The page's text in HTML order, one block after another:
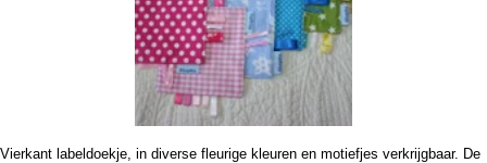
Vierkant labeldoekje, in diverse fleurige kleuren en motiefjes verkrijgbaar. De